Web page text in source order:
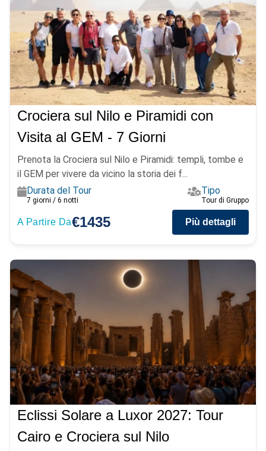
Crociera sul Nilo e Piramidi con
Visita al GEM - 7 Giorni
Prenota la Crociera sul Nilo e Piramidi: templi, tombe e
il GEM per vivere da vicino la storia dei f...
Durata del Tour
7 giorni / 6 notti
Tipo
Tour di Gruppo
A Partire Da€1435 Più dettagli
Eclissi Solare a Luxor 2027: Tour
Cairo e Crociera sul Nilo